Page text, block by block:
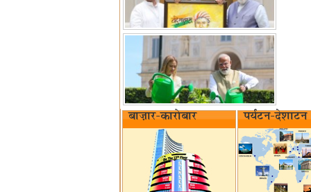
बाज़ार-कारोबार पर्यटन-देशाटन